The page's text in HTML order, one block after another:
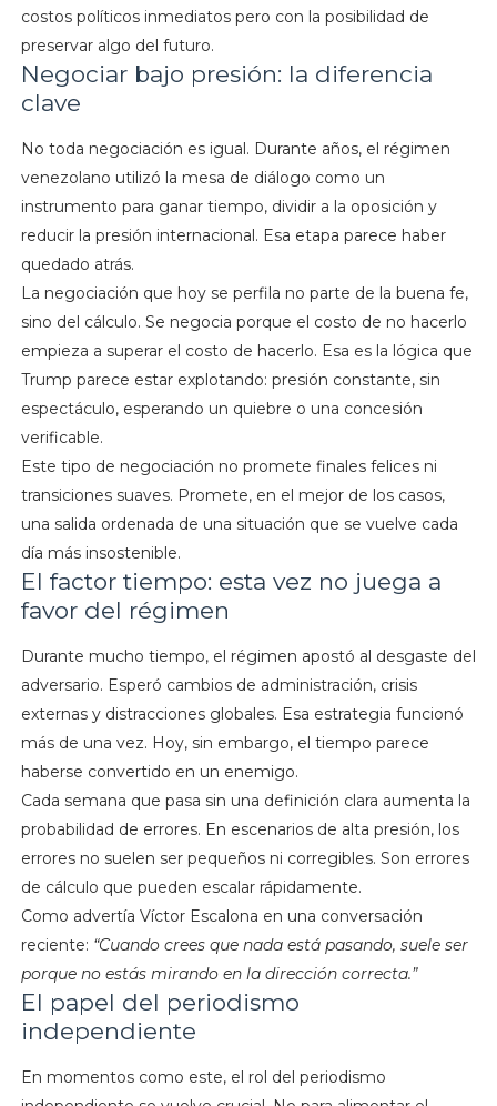
costos políticos inmediatos pero con la posibilidad de
preservar algo del futuro.
Negociar bajo presión: la diferencia
clave
No toda negociación es igual. Durante años, el régimen
venezolano utilizó la mesa de diálogo como un
instrumento para ganar tiempo, dividir a la oposición y
reducir la presión internacional. Esa etapa parece haber
quedado atrás.
La negociación que hoy se perfila no parte de la buena fe,
sino del cálculo. Se negocia porque el costo de no hacerlo
empieza a superar el costo de hacerlo. Esa es la lógica que
Trump parece estar explotando: presión constante, sin
espectáculo, esperando un quiebre o una concesión
verificable.
Este tipo de negociación no promete finales felices ni
transiciones suaves. Promete, en el mejor de los casos,
una salida ordenada de una situación que se vuelve cada
día más insostenible.
El factor tiempo: esta vez no juega a
favor del régimen
Durante mucho tiempo, el régimen apostó al desgaste del
adversario. Esperó cambios de administración, crisis
externas y distracciones globales. Esa estrategia funcionó
más de una vez. Hoy, sin embargo, el tiempo parece
haberse convertido en un enemigo.
Cada semana que pasa sin una definición clara aumenta la
probabilidad de errores. En escenarios de alta presión, los
errores no suelen ser pequeños ni corregibles. Son errores
de cálculo que pueden escalar rápidamente.
Como advertía Víctor Escalona en una conversación
reciente: “Cuando crees que nada está pasando, suele ser
porque no estás mirando en la dirección correcta.”
El papel del periodismo
independiente
En momentos como este, el rol del periodismo